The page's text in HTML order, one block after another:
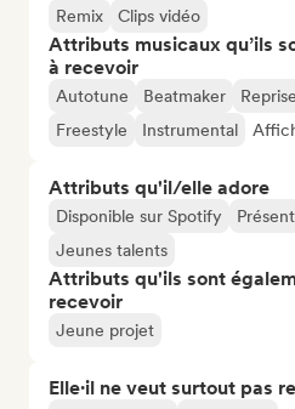
Remix Clips vidéo
Attributs musicaux qu’ils
à recevoir
Autotune Beatmaker
Freestyle
Instrumental
Attributs qu'il/elle adore
Disponible sur Spotify
Jeunes talents
Attributs qu'ils sont
recevoir
Jeune projet
Elle·il ne veut surtout pas